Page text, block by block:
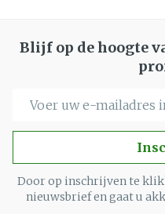
Blijf op de hoogte
Door op inschrijven te
nieuwsbrief en gaat u